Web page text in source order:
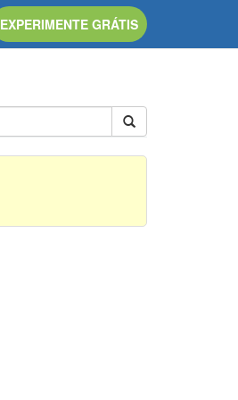
EXPERIMENTE GRÁTIS